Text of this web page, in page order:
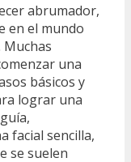
abrumador,
en el mundo
Muchas
una
básicos y
lograr una
facial sencilla,
se suelen